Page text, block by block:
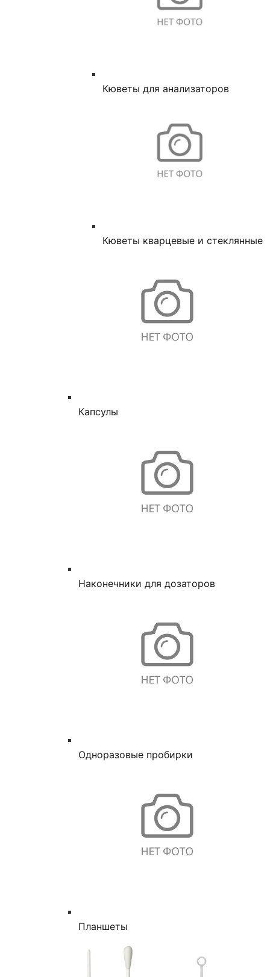
Кюветы для анализаторов
Кюветы кварцевые и стеклянные
Капсулы
Наконечники для дозаторов
Одноразовые пробирки
Планшеты